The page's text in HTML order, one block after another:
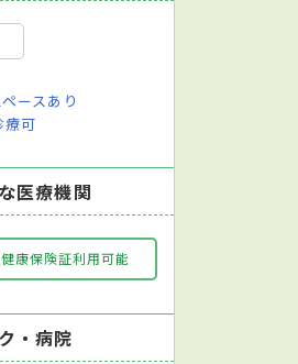
ースあり
療可
医療機関
康保険証利用可能
・病院